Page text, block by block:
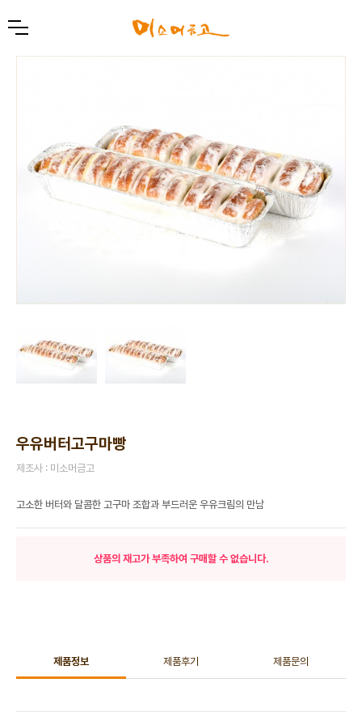
우유버터고구마빵
제조사 : 미소머금고
고소한 버터와 달콤한 고구마 조합과 부드러운 우유크림의 만남
상품의 재고가 부족하여 구매할 수 없습니다.
제품정보 제품후기 제품문의